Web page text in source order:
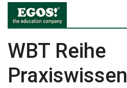
WBT Reihe
Praxiswissen